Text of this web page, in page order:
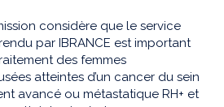
considère que le service
par IBRANCE est important
des femmes
atteintes d’un cancer du sein
avancé ou métastatique RH+ et